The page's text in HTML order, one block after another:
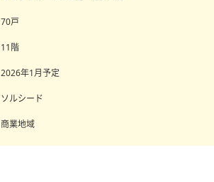
70戸
11階
2026年1月予定
ソルシード
商業地域